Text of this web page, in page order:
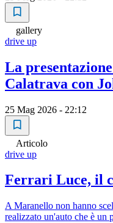
gallery
drive up
La
Calatrava con
25 Mag 2026 - 22:12
Articolo
drive up
Ferrari Luce, il
A Maranello non hanno
realizzato un'auto che è un